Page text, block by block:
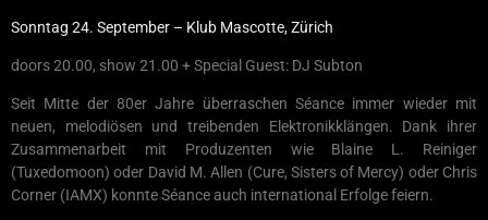
Sonntag 24. September – Klub Mascotte, Zürich
doors 20.00, show 21.00 + Special Guest: DJ Subton
Seit Mitte der 80er Jahre überraschen Séance immer wieder mit
neuen, melodiösen und treibenden Elektronikklängen. Dank ihrer
Zusammenarbeit mit Produzenten wie Blaine L. Reiniger
(Tuxedomoon) oder David M. Allen (Cure, Sisters of Mercy) oder Chris
Corner (IAMX) konnte Séance auch international Erfolge feiern.